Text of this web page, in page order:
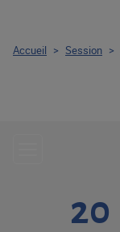
20
Accueil > Session >